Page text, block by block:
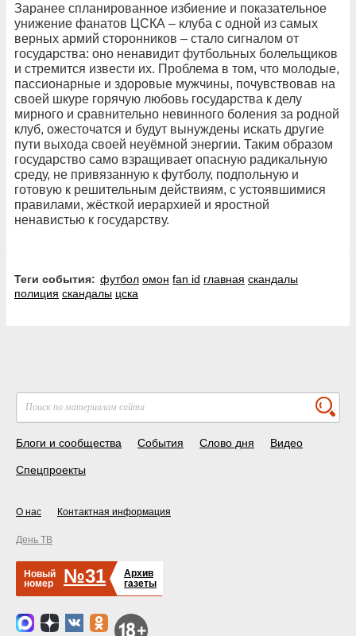
Заранее спланированное избиение и показательное
унижение фанатов ЦСКА – клуба с одной из самых
верных армий сторонников – стало сигналом от
государства: оно ненавидит футбольных болельщиков
и стремится извести их. Проблема в том, что молодые,
пассионарные и здоровые мужчины, почувствовав на
своей шкуре горячую любовь государства к делу
мирного и сравнительно невинного боления за родной
клуб, ожесточатся и будут вынуждены искать другие
пути выхода своей неуёмной энергии. Таким образом
государство само взращивает опасную радикальную
среду, не привязанную к футболу, подпольную и
готовую к решительным действиям, с устоявшимися
правилами, жёсткой иерархией и яростной
ненавистью к государству.
Теги события: футбол омон fan id главная скандалы
полиция скандалы цска
Блоги и сообщества События Слово дня Видео
Спецпроекты
О нас Контактная информация
День ТВ
Новый
номер
№31
Архив
газеты